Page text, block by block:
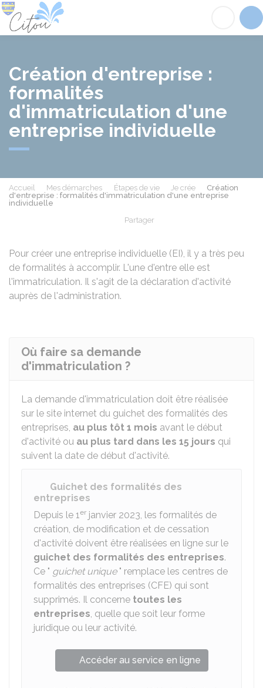
Création d'entreprise :
formalités
d'immatriculation d'une
entreprise individuelle
Accueil Mes démarches Étapes de vie Je crée
Création
d'entreprise : formalités d'immatriculation d'une entreprise
individuelle
Partager
Pour créer une entreprise individuelle (EI), il y a très peu
de formalités à accomplir. L'une d'entre elle est
l'immatriculation. Il s'agit de la déclaration d'activité
auprès de l'administration.
Où faire sa demande
d'immatriculation ?
La demande d'immatriculation doit être réalisée
sur le site internet du guichet des formalités des
entreprises, au plus tôt 1 mois avant le début
d'activité ou au plus tard dans les 15 jours qui
suivent la date de début d'activité.
Guichet des formalités des
entreprises
Depuis le 1er janvier 2023, les formalités de
création, de modification et de cessation
d'activité doivent être réalisées en ligne sur le
guichet des formalités des entreprises.
Ce " guichet unique" remplace les centres de
formalités des entreprises (CFE) qui sont
supprimés. Il concerne toutes les
entreprises, quelle que soit leur forme
juridique ou leur activité.
Accéder au service en ligne